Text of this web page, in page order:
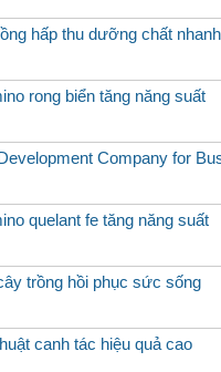
hấp thu dưỡng chất nhanh
rong biển tăng năng suất
Company for
quelant fe tăng năng suất
trồng hồi phục sức sống
canh tác hiệu quả cao